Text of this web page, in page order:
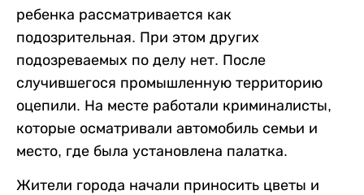
ребенка рассматривается как
подозрительная. При этом других
подозреваемых по делу нет. После
случившегося промышленную территорию
оцепили. На месте работали криминалисты,
которые осматривали автомобиль семьи и
место, где была установлена палатка.
Жители города начали приносить цветы и